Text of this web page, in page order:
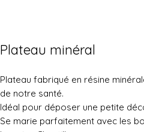
Plateau minéral
Plateau fabriqué en résine
de notre santé.
Idéal pour déposer une petite
Se marie parfaitement avec les